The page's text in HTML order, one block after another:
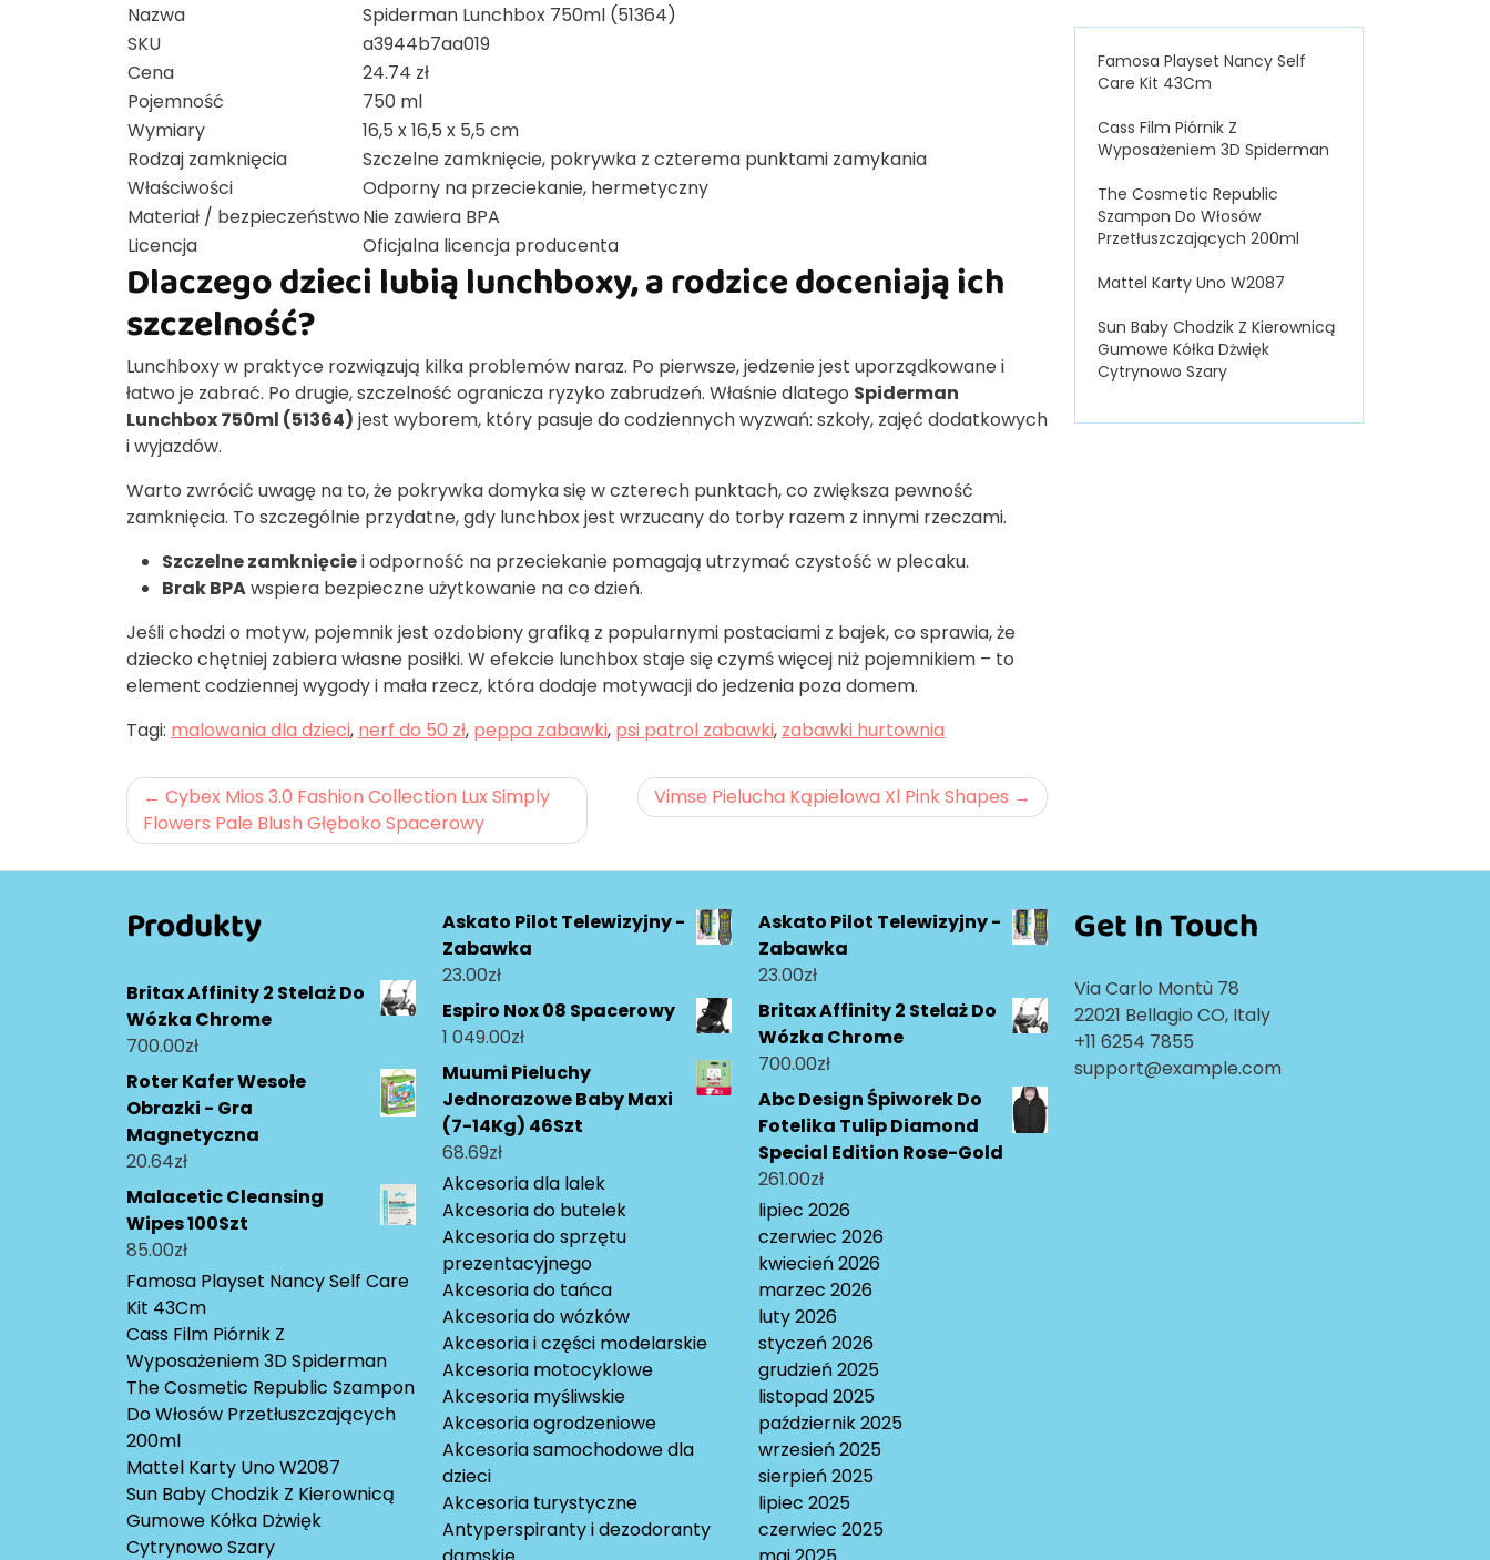
Nazwa
Spiderman Lunchbox 750ml (51364)
SKU
a3944b7aa019
Cena
24.74 zł
Pojemność
750 ml
Wymiary
16,5 x 16,5 x 5,5 cm
Rodzaj zamknięcia
Szczelne zamknięcie, pokrywka z czterema punktami zamykania
Właściwości
Odporny na przeciekanie, hermetyczny
Materiał / bezpieczeństwoNie zawiera BPA
Licencja
Oficjalna licencja producenta
Dlaczego dzieci lubią lunchboxy, a rodzice doceniają ich
szczelność?
Lunchboxy w praktyce rozwiązują kilka problemów naraz. Po pierwsze, jedzenie jest uporządkowane i
łatwo je zabrać. Po drugie, szczelność ogranicza ryzyko zabrudzeń. Właśnie dlatego Spiderman
Lunchbox 750ml (51364) jest wyborem, który pasuje do codziennych wyzwań: szkoły, zajęć dodatkowych
i wyjazdów.
Warto zwrócić uwagę na to, że pokrywka domyka się w czterech punktach, co zwiększa pewność
zamknięcia. To szczególnie przydatne, gdy lunchbox jest wrzucany do torby razem z innymi rzeczami.
Szczelne zamknięciei odporność na przeciekanie pomagają utrzymać czystość w plecaku.
Brak BPAwspiera bezpieczne użytkowanie na co dzień.
Jeśli chodzi o motyw, pojemnik jest ozdobiony grafiką z popularnymi postaciami z bajek, co sprawia, że
dziecko chętniej zabiera własne posiłki. W efekcie lunchbox staje się czymś więcej niż pojemnikiem – to
element codziennej wygody i mała rzecz, która dodaje motywacji do jedzenia poza domem.
Tagi: malowania dla dzieci, nerf do 50 zł, peppa zabawki, psi patrol zabawki, zabawki hurtownia
Nawigacja
wpisu
Cybex Mios 3.0 Fashion Collection Lux Simply
Flowers Pale Blush Głęboko Spacerowy
Vimse Pielucha Kąpielowa Xl Pink Shapes
Famosa Playset Nancy Self
Care Kit 43Cm
Cass Film Piórnik Z
Wyposażeniem 3D Spiderman
The Cosmetic Republic
Szampon Do Włosów
Przetłuszczających 200ml
Mattel Karty Uno W2087
Sun Baby Chodzik Z Kierownicą
Gumowe Kółka Dżwięk
Cytrynowo Szary
Produkty
Britax Affinity 2 Stelaż Do
Wózka Chrome
700.00zł
Roter Kafer Wesołe
Obrazki - Gra
Magnetyczna
20.64zł
Malacetic Cleansing
Wipes 100Szt
85.00zł
Famosa Playset Nancy Self Care
Kit 43Cm
Cass Film Piórnik Z
Wyposażeniem 3D Spiderman
The Cosmetic Republic Szampon
Do Włosów Przetłuszczających
200ml
Mattel Karty Uno W2087
Sun Baby Chodzik Z Kierownicą
Gumowe Kółka Dżwięk
Cytrynowo Szary
Askato Pilot Telewizyjny -
Zabawka
23.00zł
Espiro Nox 08 Spacerowy
1 049.00zł
Muumi Pieluchy
Jednorazowe Baby Maxi
(7-14Kg) 46Szt
68.69zł
Akcesoria dla lalek
Akcesoria do butelek
Akcesoria do sprzętu
prezentacyjnego
Akcesoria do tańca
Akcesoria do wózków
Akcesoria i części modelarskie
Akcesoria motocyklowe
Akcesoria myśliwskie
Akcesoria ogrodzeniowe
Akcesoria samochodowe dla
dzieci
Akcesoria turystyczne
Antyperspiranty i dezodoranty
Askato Pilot Telewizyjny -
Zabawka
23.00zł
Britax Affinity 2 Stelaż Do
Wózka Chrome
700.00zł
Abc Design Śpiworek Do
Fotelika Tulip Diamond
Special Edition Rose-Gold
261.00zł
lipiec 2026
czerwiec 2026
kwiecień 2026
marzec 2026
luty 2026
styczeń 2026
grudzień 2025
listopad 2025
październik 2025
wrzesień 2025
sierpień 2025
lipiec 2025
czerwiec 2025
Get In Touch
Via Carlo Montù 78
22021 Bellagio CO, Italy
+11 6254 7855
support@example.com